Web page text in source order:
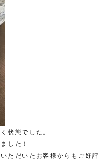
状態でした。
した！
ただいたお客様からもご好評